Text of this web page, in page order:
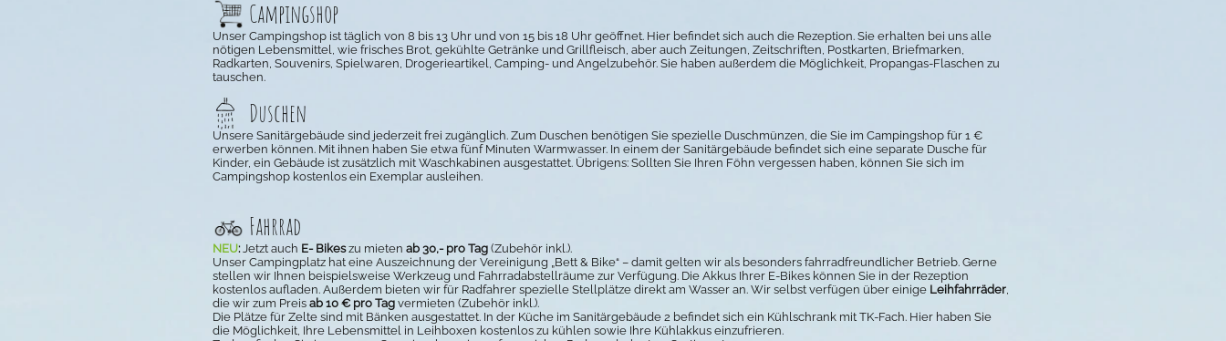
Campingshop
Unser Campingshop ist täglich von 8 bis 13 Uhr und von 15 bis 18 Uhr geöffnet. Hier befindet sich auch die Rezeption. Sie erhalten bei uns alle
nötigen Lebensmittel, wie frisches Brot, gekühlte Getränke und Grillfleisch, aber auch Zeitungen, Zeitschriften, Postkarten, Briefmarken,
Radkarten, Souvenirs, Spielwaren, Drogerieartikel, Camping- und Angelzubehör. Sie haben außerdem die Möglichkeit, Propangas-Flaschen zu
tauschen.
Duschen
Unsere Sanitärgebäude sind jederzeit frei zugänglich. Zum Duschen benötigen Sie spezielle Duschmünzen, die Sie im Campingshop für 1 €
erwerben können. Mit ihnen haben Sie etwa fünf Minuten Warmwasser. In einem der Sanitärgebäude befindet sich eine separate Dusche für
Kinder, ein Gebäude ist zusätzlich mit Waschkabinen ausgestattet. Übrigens: Sollten Sie Ihren Föhn vergessen haben, können Sie sich im
Campingshop kostenlos ein Exemplar ausleihen.
Fahrrad
NEU:Jetzt auch E- Bikeszu mieten ab 30,- pro Tag (Zubehör inkl.).
Unser Campingplatz hat eine Auszeichnung der Vereinigung „Bett & Bike“ – damit gelten wir als besonders fahrradfreundlicher Betrieb. Gerne
stellen wir Ihnen beispielsweise Werkzeug und Fahrradabstellräume zur Verfügung. Die Akkus Ihrer E-Bikes können Sie in der Rezeption
kostenlos aufladen. Außerdem bieten wir für Radfahrer spezielle Stellplätze direkt am Wasser an. Wir selbst verfügen über einige Leihfahrräder,
die wir zum Preis ab 10 € pro Tag vermieten (Zubehör inkl.).
Die Plätze für Zelte sind mit Bänken ausgestattet. In der Küche im Sanitärgebäude 2 befindet sich ein Kühlschrank mit TK-Fach. Hier haben Sie
die Möglichkeit, Ihre Lebensmittel in Leihboxen kostenlos zu kühlen sowie Ihre Kühlakkus einzufrieren.